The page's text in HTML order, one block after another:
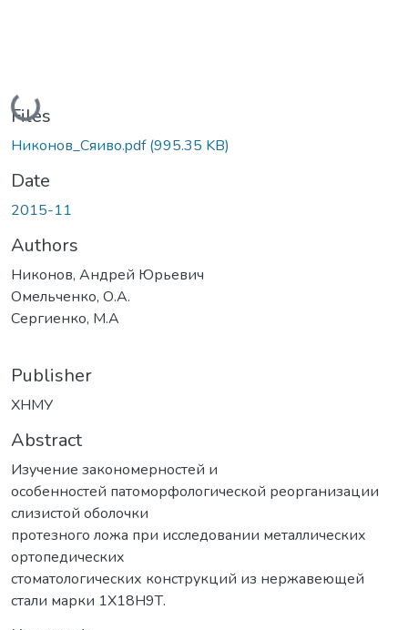
Loading...
Files
Никонов_Сяиво.pdf(995.35 KB)
Date
2015-11
Authors
Никонов, Андрей Юрьевич
Омельченко, О.А.
Сергиенко, М.А
Publisher
ХНМУ
Abstract
Изучение закономерностей и
особенностей патоморфологической реорганизации
слизистой оболочки
протезного ложа при исследовании металлических
ортопедических
стоматологических конструкций из нержавеющей
стали марки 1Х18Н9Т.